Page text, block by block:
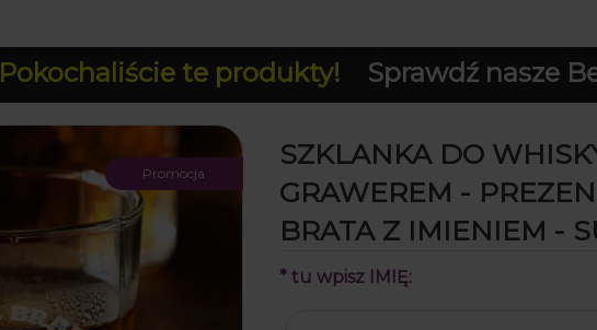
Pokochaliście te produkty! Sprawdź nasze
Promocja
SZKLANKA DO
GRAWEREM -
BRATA Z IMIENIEM -
* tu wpisz IMIĘ: